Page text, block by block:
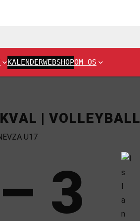
KALENDERWEBSHOPOM OS
| VOLLEYBALL
U17
3